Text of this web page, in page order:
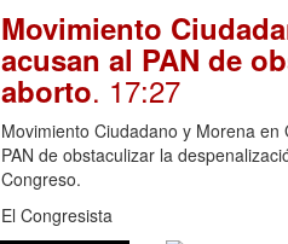
Movimiento
acusan al PAN de
aborto. 17:27
Movimiento Ciudadano y Morena en
PAN de obstaculizar la
Congreso.
El Congresista